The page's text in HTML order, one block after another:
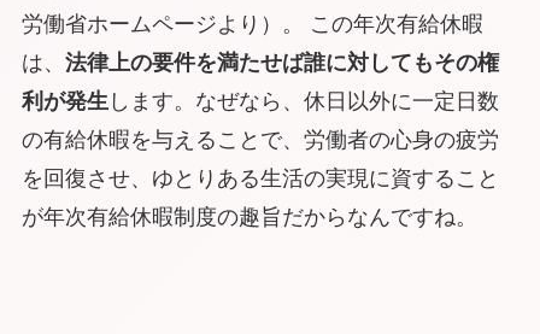
労働省ホームページより）。 この年次有給休暇
は、 法律上の要件を満たせば誰に対してもその権
利が発生 します。なぜなら、休日以外に一定日数
の有給休暇を与えることで、 労働者の心身の疲労
を回復 させ、 ゆとりある生活の実現に資する こと
が年次有給休暇制度の趣旨だからなんですね。